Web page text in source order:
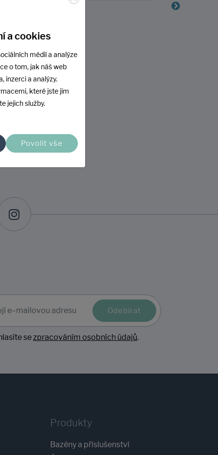
Odebírat
sezpracováním osobních údajů.
Produkty
Bazény a příslušenství
a cookies
médií a analýze
o tom, jak náš web
inzerci a analýzy.
které jste jim
jejich služby.
Povolit vše